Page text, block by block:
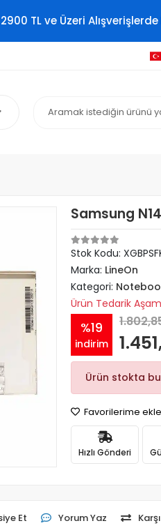
2900 TL ve Üzeri
Samsung
Stok Kodu:
Marka: LineOn
Kategori:
Ürün Tedarik
%19
indirim
Ürün stokta
Favorilerime ekle
Hızlı Gönderi
Et Yorum Yaz